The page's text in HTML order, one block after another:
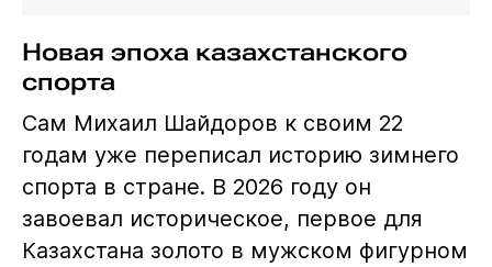
Новая эпоха казахстанского
спорта
Сам Михаил Шайдоров к своим 22
годам уже переписал историю зимнего
спорта в стране. В 2026 году он
завоевал историческое, первое для
Казахстана золото в мужском фигурном